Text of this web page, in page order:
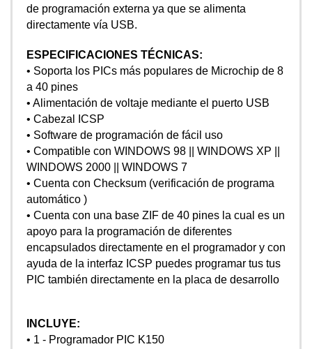
de programación externa ya que se alimenta
directamente vía USB.
ESPECIFICACIONES TÉCNICAS:
• Soporta los PICs más populares de Microchip de 8
a 40 pines
• Alimentación de voltaje mediante el puerto USB
• Cabezal ICSP
• Software de programación de fácil uso
• Compatible con WINDOWS 98 || WINDOWS XP ||
WINDOWS 2000 || WINDOWS 7
• Cuenta con Checksum (verificación de programa
automático )
• Cuenta con una base ZIF de 40 pines la cual es un
apoyo para la programación de diferentes
encapsulados directamente en el programador y con
ayuda de la interfaz ICSP puedes programar tus tus
PIC también directamente en la placa de desarrollo
INCLUYE:
• 1 - Programador PIC K150